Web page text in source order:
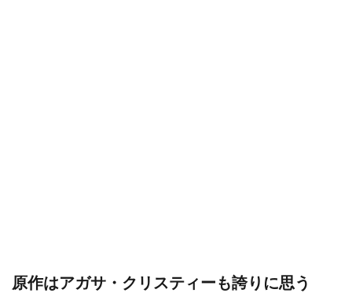
原作はアガサ・クリスティーも誇りに思う